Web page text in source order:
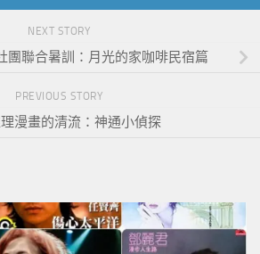
NEXT STORY
團聯合暑訓：月光的家咖啡民宿篇
PREVIOUS STORY
漫畫的清流：神通小偵探